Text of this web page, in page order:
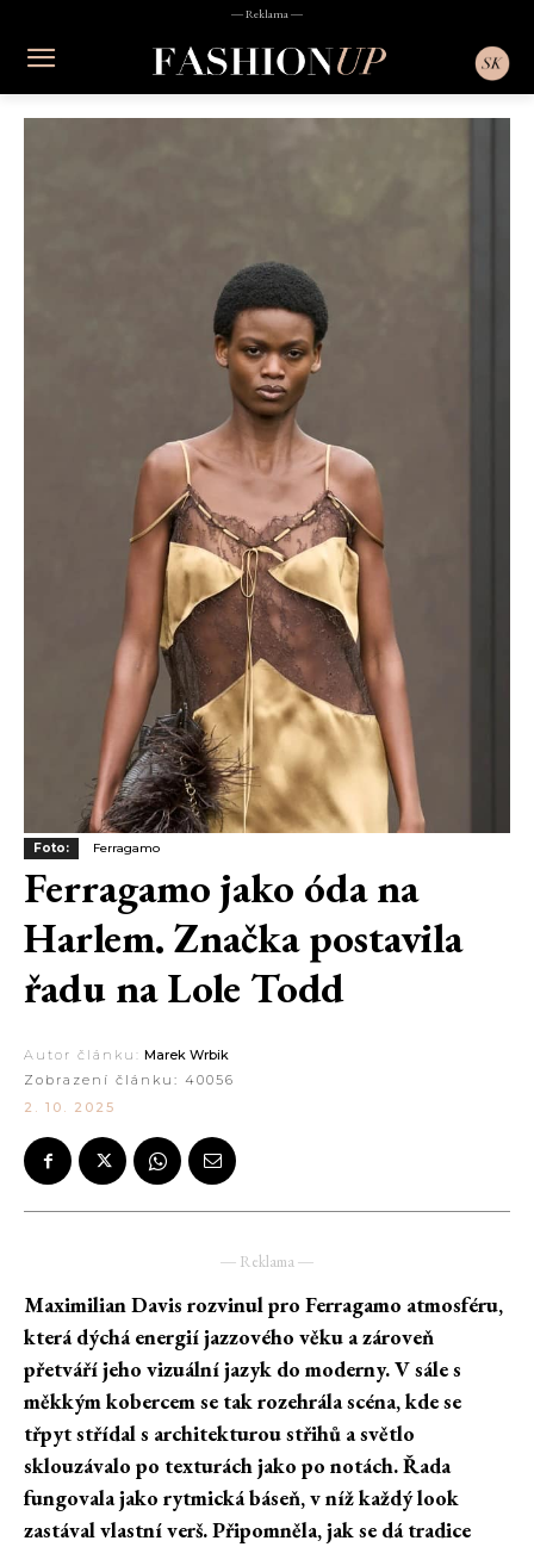
― Reklama ―
Foto: Ferragamo
Ferragamo jako óda na
Harlem. Značka postavila
řadu na Lole Todd
Autor článku: Marek Wrbik
Zobrazení článku: 40056
2. 10. 2025
― Reklama ―
Maximilian Davis rozvinul pro Ferragamo atmosféru,
která dýchá energií jazzového věku a zároveň
přetváří jeho vizuální jazyk do moderny. V sále s
měkkým kobercem se tak rozehrála scéna, kde se
třpyt střídal s architekturou střihů a světlo
sklouzávalo po texturách jako po notách. Řada
fungovala jako rytmická báseň, v níž každý look
zastával vlastní verš. Připomněla, jak se dá tradice